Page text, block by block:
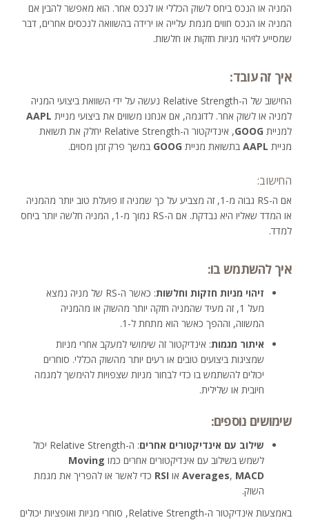
המניה או הנכס ביחס לשוק הכללי או לנכס אחר. הוא מאפשר להבין אם
המניה או הנכס חווים מגמת עלייה או ירידה בהשוואה לנכסים אחרים, דבר
שמסייע לזיהוי מניות חזקות או חלשות.
איך זה עובד:
החישוב של ה-Relative Strength נעשה על ידי השוואת ביצועי המניה
למניה או לשוק אחר. לדוגמה, אם אנחנו משווים את ביצועי מניית AAPL
למניית GOOG
, אינדיקטור ה-Relative Strength יחלק את תשואת
מניית AAPL בתשואת מניית GOOG במשך פרק זמן מסוים.
החישוב:
אם ה-RS גבוה מ-1, זה מצביע על כך שמניה זו פועלת טוב יותר מהמניה
או המדד שאליו היא נבדקת. אם ה-RS נמוך מ-1, המניה חלשה יותר ביחס
למדד.
איך להשתמש בו:
זיהוי מניות חזקות וחלשות
: כאשר ה-RS של מניה נמצא
מעל 1, זה מעיד שהמניה חזקה יותר מהשוק או מהמניה
המשווה, וההפך כאשר הוא מתחת ל-1.
איתור מגמות: אינדיקטור זה שימושי למעקב אחרי מניות
שמציגות ביצועים טובים או רעים יותר מהשוק הכללי. סוחרים
יכולים להשתמש בו כדי לבחור מניות שצפויות להימשך למגמה
חיובית או שלילית.
שימושים נוספים:
שילוב עם אינדיקטורים אחרים
: ה-Relative Strength יכול
לשמש בשילוב עם אינדיקטורים אחרים כמו Moving
Averages, MACD או RSI כדי לאשר או להפריך את מגמת
השוק.
באמצעות אינדיקטור ה-Relative Strength, סוחרי מניות ואופציות יכולים